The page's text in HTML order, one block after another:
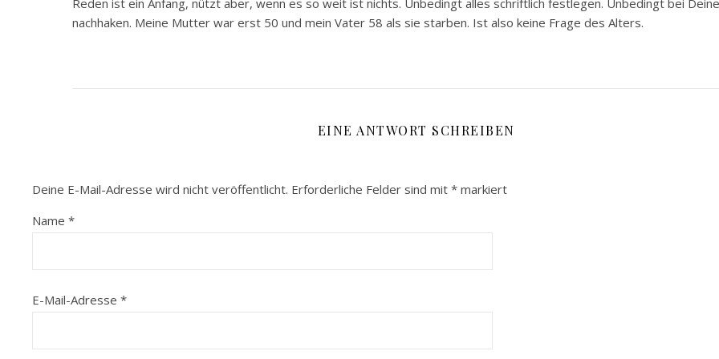
Reden ist ein Anfang, nützt aber, wenn es so weit ist nichts. Unbedingt alles schriftlich festlegen. Unbedingt bei
nachhaken. Meine Mutter war erst 50 und mein Vater 58 als sie starben. Ist also keine Frage des Alters.
EINE ANTWORT SCHREIBEN
Deine E-Mail-Adresse wird nicht veröffentlicht. Erforderliche Felder sind mit * markiert
Name *
E-Mail-Adresse *